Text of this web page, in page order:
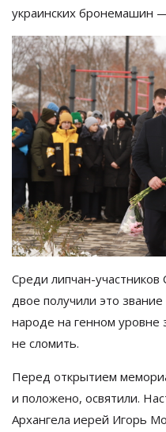
украинских бронемашин
Среди липчан-участников
двое получили это
народе на генном уровне
не сломить.
Перед открытием
и положено, освятили.
Архангела иерей Игорь